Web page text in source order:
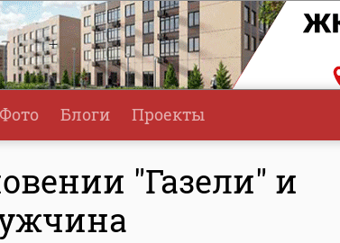
Фото Блоги Проекты
"Газели" и